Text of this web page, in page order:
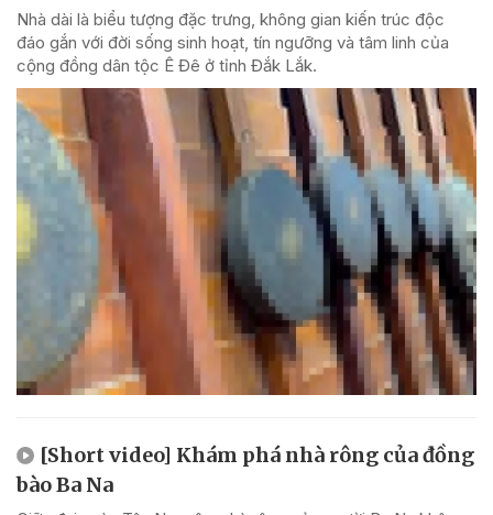
Nhà dài là biểu tượng đặc trưng, không gian kiến trúc độc
đáo gắn với đời sống sinh hoạt, tín ngưỡng và tâm linh của
cộng đồng dân tộc Ê Đê ở tỉnh Đắk Lắk.
[Short video] Khám phá nhà rông của đồng
bào Ba Na